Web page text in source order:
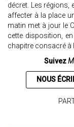
décret. Les régions,
affecter à la place
matin met à jour le
cette disposition,
chapitre consacré à
Suivez
NOUS